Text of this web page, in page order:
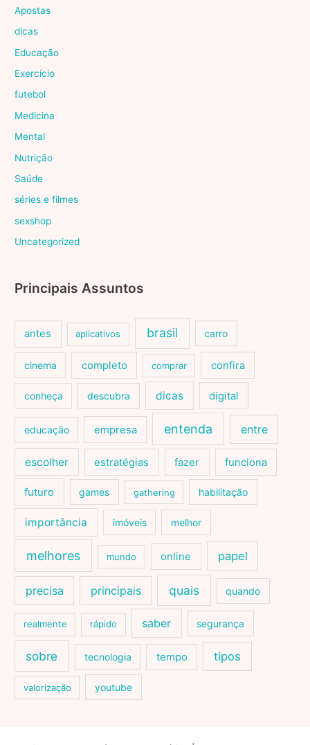
Apostas
dicas
Educação
Exercício
futebol
Medicina
Mental
Nutrição
Saúde
séries e filmes
sexshop
Uncategorized
Principais Assuntos
antes aplicativos brasil carro
cinema completo comprar confira
conheça descubra dicas digital
educação empresa entenda entre
escolher estratégias fazer funciona
futuro games gathering habilitação
importância imóveis melhor
melhores mundo online papel
precisa principais quais quando
realmente rápido saber segurança
sobre tecnologia tempo tipos
valorização youtube